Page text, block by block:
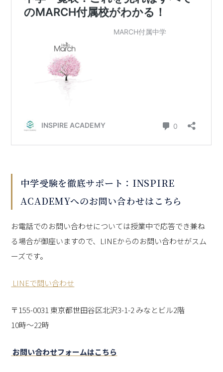
中学受験を徹底サポート：INSPIRE
ACADEMYへのお問い合わせはこちら
お電話でのお問い合わせについては授業中で応答でき兼ね
る場合が御座いますので、LINEからのお問い合わせがスム
ーズです。
LINEで問い合わせ
〒155-0031 東京都世田谷区北沢3-1-2 みなとビル2階
10時～22時
お問い合わせフォームはこちら